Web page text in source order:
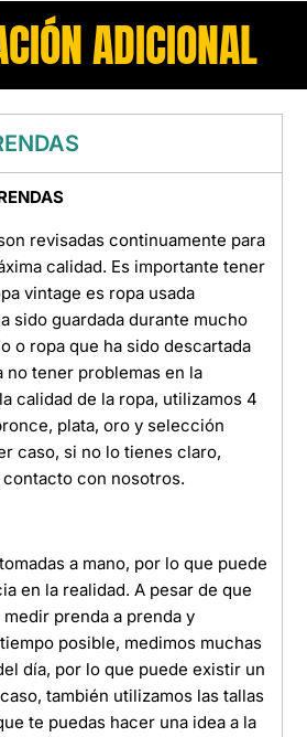
ADICIONAL
revisadas continuamente para
calidad. Es importante tener
vintage es ropa usada
sido guardada durante mucho
o ropa que ha sido descartada
no tener problemas en la
calidad de la ropa, utilizamos 4
plata, oro y selección
caso, si no lo tienes claro,
con nosotros.
a mano, por lo que puede
en la realidad. A pesar de que
prenda a prenda y
posible, medimos muchas
día, por lo que puede existir un
también utilizamos las tallas
te puedas hacer una idea a la